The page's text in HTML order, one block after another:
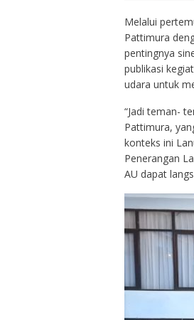
Melalui
Pattimura
pentingnya
publikasi
udara untuk
“Jadi teman-
Pattimura,
konteks ini
Penerangan
AU dapat